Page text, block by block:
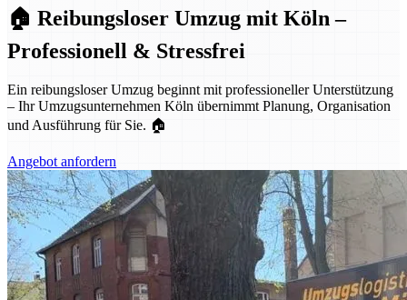
🏠 Reibungsloser Umzug mit Köln –
Professionell & Stressfrei
Ein reibungsloser Umzug beginnt mit professioneller Unterstützung
– Ihr Umzugsunternehmen Köln übernimmt Planung, Organisation
und Ausführung für Sie. 🏠
Angebot anfordern